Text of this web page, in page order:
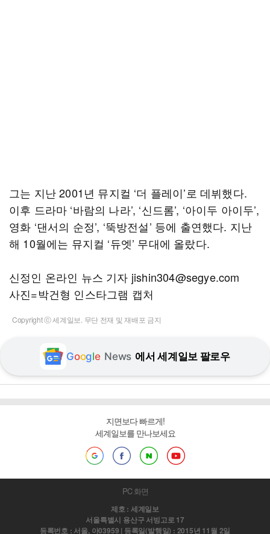
그는 지난 2001년 뮤지컬 ‘더 플레이’로 데뷔했다.
이후 드라마 ‘바람의 나라’, ‘신드롬’, ‘아이두 아이두’,
영화 ‘댄서의 순정’, ‘뚝방전설’ 등에 출연했다. 지난
해 10월에는 뮤지컬 ‘듀엣’ 무대에 올랐다.
신정인 온라인 뉴스 기자 jishin304@segye.com
사진=박건형 인스타그램 캡처
Copyright ⓒ 세계일보. 무단 전재 및 재배포 금지
Google News 에서 세계일보 팔로우
지면보다 빠르게!
세계일보를 만나보세요
PC 화면
제호 : 세계일보
서울특별시 용산구 서빙고로 17
등록번호 : 서울, 아03959 | 등록일(발행일) : 2015년 11월 2일